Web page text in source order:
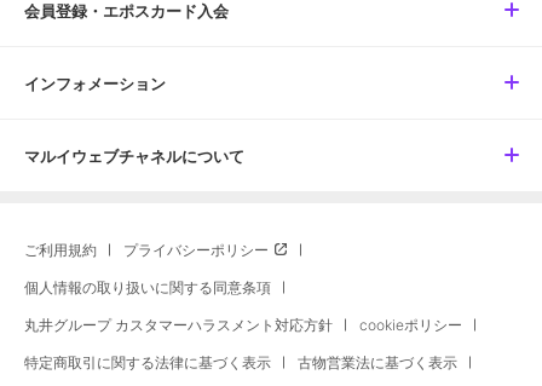
会員登録・エポスカード入会
インフォメーション
マルイウェブチャネルについて
ご利用規約 プライバシーポリシー
個人情報の取り扱いに関する同意条項
丸井グループ カスタマーハラスメント対応方針 cookieポリシー
特定商取引に関する法律に基づく表示 古物営業法に基づく表示